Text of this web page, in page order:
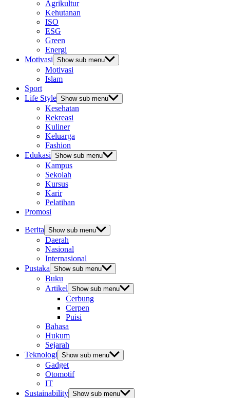
Agrikultur
Kehutanan
ISO
ESG
Green
Energi
Motivasi Show sub menu
Motivasi
Islam
Sport
Life Style Show sub menu
Kesehatan
Rekreasi
Kuliner
Keluarga
Fashion
Edukasi Show sub menu
Kampus
Sekolah
Kursus
Karir
Pelatihan
Promosi
Berita Show sub menu
Daerah
Nasional
Internasional
Pustaka Show sub menu
Buku
Artikel Show sub menu
Cerbung
Cerpen
Puisi
Bahasa
Hukum
Sejarah
Teknologi Show sub menu
Gadget
Otomotif
IT
Sustainability Show sub menu